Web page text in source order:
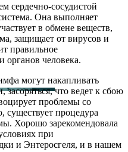
сердечно-сосудистой
Она выполняет
в обмене веществ,
защищает от вирусов и
правильное
органов человека.
могут накапливать
что ведет к сбою
проблемы со
существует процедура
Хорошо зарекомендовала
при
и Энтеросгеля, и в нашем